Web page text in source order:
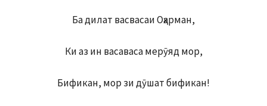
Ба дилат васвасаи Оҳарман,
Ки аз ин васаваса мерӯяд мор,
Бификан, мор зи дӯшат бификан!